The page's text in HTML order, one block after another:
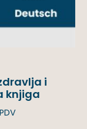
i
knjiga